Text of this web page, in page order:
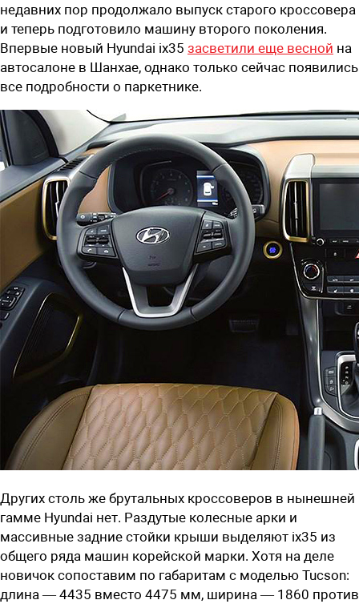
недавних пор продолжало выпуск старого кроссовера
и теперь подготовило машину второго поколения.
Впервые новый Hyundai ix35 засветили еще весной на
автосалоне в Шанхае, однако только сейчас появились
все подробности о паркетнике.
Других столь же брутальных кроссоверов в нынешней
гамме Hyundai нет. Раздутые колесные арки и
массивные задние стойки крыши выделяют ix35 из
общего ряда машин корейской марки. Хотя на деле
новичок сопоставим по габаритам с моделью Tucson:
длина — 4435 вместо 4475 мм, ширина — 1860 против